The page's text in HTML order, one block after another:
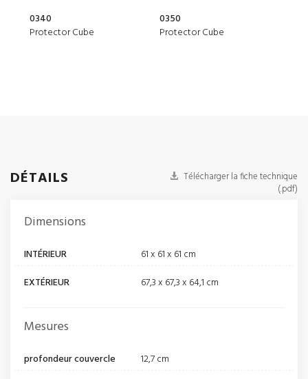
0340
Protector Cube
0350
Protector Cube
DÉTAILS
Télécharger la fiche technique
(.pdf)
Dimensions
INTÉRIEUR
61 x 61 x 61 cm
EXTÉRIEUR
67,3 x 67,3 x 64,1 cm
Mesures
profondeur couvercle
12,7 cm